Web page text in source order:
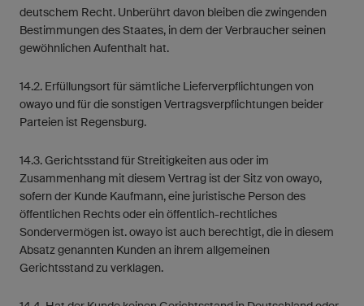
deutschem Recht. Unberührt davon bleiben die zwingenden
Bestimmungen des Staates, in dem der Verbraucher seinen
gewöhnlichen Aufenthalt hat.
14.2. Erfüllungsort für sämtliche Lieferverpflichtungen von
owayo und für die sonstigen Vertragsverpflichtungen beider
Parteien ist Regensburg.
14.3. Gerichtsstand für Streitigkeiten aus oder im
Zusammenhang mit diesem Vertrag ist der Sitz von owayo,
sofern der Kunde Kaufmann, eine juristische Person des
öffentlichen Rechts oder ein öffentlich-rechtliches
Sondervermögen ist. owayo ist auch berechtigt, die in diesem
Absatz genannten Kunden an ihrem allgemeinen
Gerichtsstand zu verklagen.